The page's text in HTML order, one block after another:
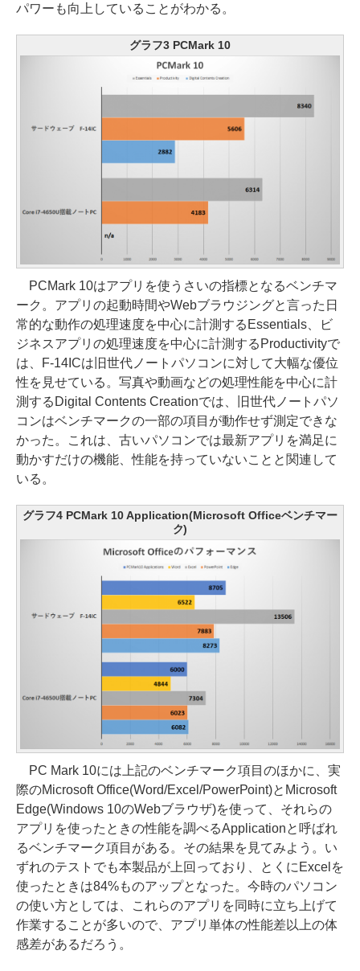
パワーも向上していることがわかる。
グラフ3 PCMark 10
PCMark 10はアプリを使うさいの指標となるベンチマ
ーク。アプリの起動時間やWebブラウジングと言った日
常的な動作の処理速度を中心に計測するEssentials、ビ
ジネスアプリの処理速度を中心に計測するProductivityで
は、F-14ICは旧世代ノートパソコンに対して大幅な優位
性を見せている。写真や動画などの処理性能を中心に計
測するDigital Contents Creationでは、旧世代ノートパソ
コンはベンチマークの一部の項目が動作せず測定できな
かった。これは、古いパソコンでは最新アプリを満足に
動かすだけの機能、性能を持っていないことと関連して
いる。
グラフ4 PCMark 10 Application(Microsoft Officeベンチマー
ク)
PC Mark 10には上記のベンチマーク項目のほかに、実
際のMicrosoft Office(Word/Excel/PowerPoint)とMicrosoft
Edge(Windows 10のWebブラウザ)を使って、それらの
アプリを使ったときの性能を調べるApplicationと呼ばれ
るベンチマーク項目がある。その結果を見てみよう。い
ずれのテストでも本製品が上回っており、とくにExcelを
使ったときは84%ものアップとなった。今時のパソコン
の使い方としては、これらのアプリを同時に立ち上げて
作業することが多いので、アプリ単体の性能差以上の体
感差があるだろう。